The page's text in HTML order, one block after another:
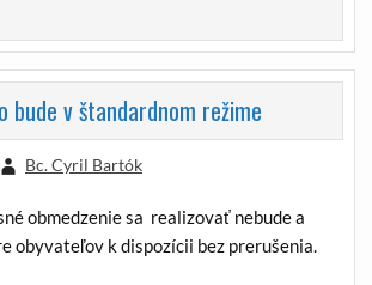
bude v štandardnom režime
Bc. Cyril Bartók
obmedzenie sa realizovať nebude a
obyvateľov k dispozícii bez prerušenia.